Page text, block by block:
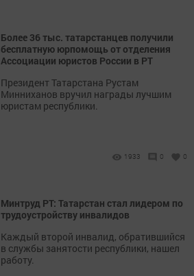
Более 36 тыс. татарстанцев получили
бесплатную юрпомощь от отделения
Ассоциации юристов России в РТ
Президент Татарстана Рустам
Минниханов вручил награды лучшим
юристам республики.
1933 0 0
Минтруд РТ: Татарстан стал лидером по
трудоустройству инвалидов
Каждый второй инвалид, обратившийся
в службы занятости республики, нашел
работу.